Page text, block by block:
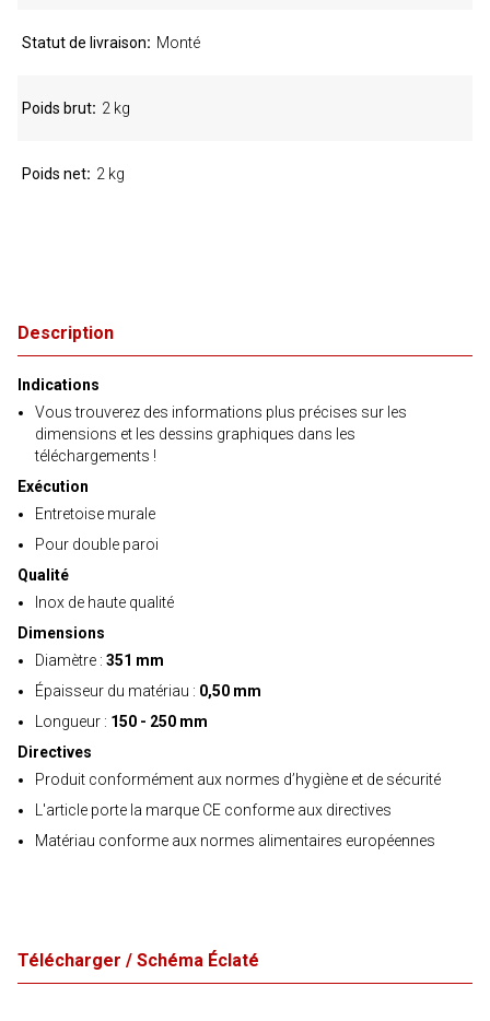
Description
Indications
Vous trouverez des informations plus précises sur les
dimensions et les dessins graphiques dans les
téléchargements !
Exécution
Entretoise murale
Pour double paroi
Qualité
Inox de haute qualité
Dimensions
Diamètre : 351 mm
Épaisseur du matériau : 0,50 mm
Longueur : 150 - 250 mm
Directives
Produit conformément aux normes d’hygiène et de sécurité
L'article porte la marque CE conforme aux directives
Matériau conforme aux normes alimentaires européennes
Statut de livraison Monté
Poids brut 2 kg
Poids net 2 kg
Télécharger / Schéma Éclaté